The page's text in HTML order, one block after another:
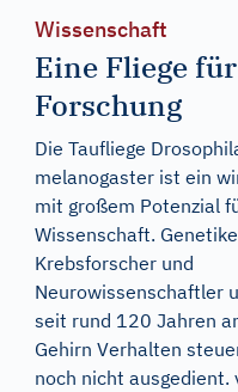
Wissenschaft
Eine Fliege
Forschung
Die Taufliege
melanogaster ist ein
mit großem Potenzial
Wissenschaft.
Krebsforscher und
Neurowissenschaftler
seit rund 120 Jahren
Gehirn Verhalten
noch nicht ausgedient.